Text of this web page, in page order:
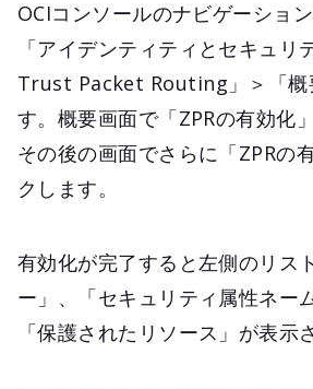
OCIコンソールのナビゲーショ
「アイデンティティとセキュリ
Trust Packet Routing」＞「概
す。概要画面で「ZPRの有効化
その後の画面でさらに「ZPRの
クします。
有効化が完了すると左側のリス
ー」、「セキュリティ属性ネー
「保護されたリソース」が表示